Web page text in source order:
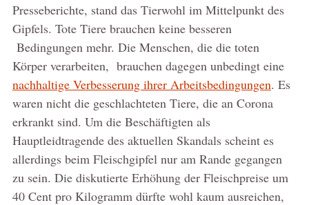
Presseberichte, stand das Tierwohl im Mittelpunkt des
Gipfels. Tote Tiere brauchen keine besseren
Bedingungen mehr. Die Menschen, die die toten
Körper verarbeiten, brauchen dagegen unbedingt eine
nachhaltige Verbesserung ihrer Arbeitsbedingungen. Es
waren nicht die geschlachteten Tiere, die an Corona
erkrankt sind. Um die Beschäftigten als
Hauptleidtragende des aktuellen Skandals scheint es
allerdings beim Fleischgipfel nur am Rande gegangen
zu sein. Die diskutierte Erhöhung der Fleischpreise um
40 Cent pro Kilogramm dürfte wohl kaum ausreichen,